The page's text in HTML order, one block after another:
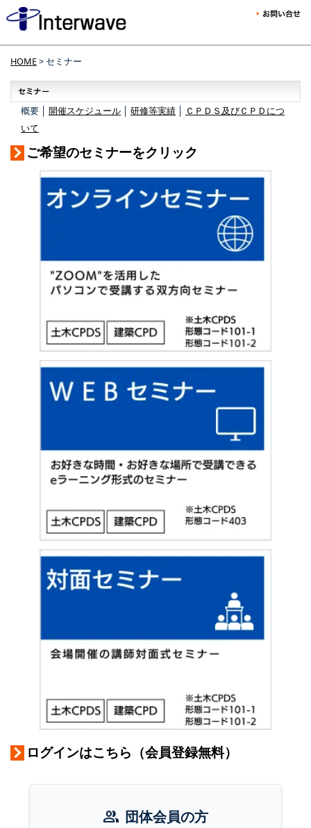
HOME> セミナー
概要 │ 開催スケジュール 研修等実績
ＣＰＤＳ及びＣＰＤにつ
いて
ご希望のセミナーをクリック
ログインはこちら（会員登録無料）
group 団体会員の方